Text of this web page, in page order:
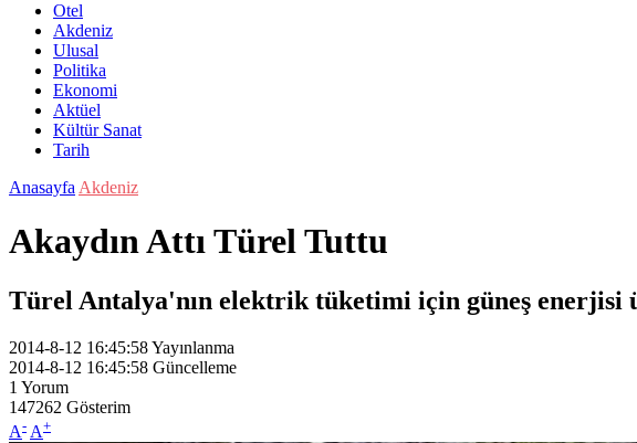
Otel
Akdeniz
Ulusal
Politika
Ekonomi
Aktüel
Kültür Sanat
Tarih
Anasayfa Akdeniz
Akaydın Attı Türel Tuttu
Türel Antalya'nın elektrik tüketimi için güneş enerjisi
2014-8-12 16:45:58Yayınlanma
2014-8-12 16:45:58 Güncelleme
1 Yorum
147262 Gösterim
A- A+